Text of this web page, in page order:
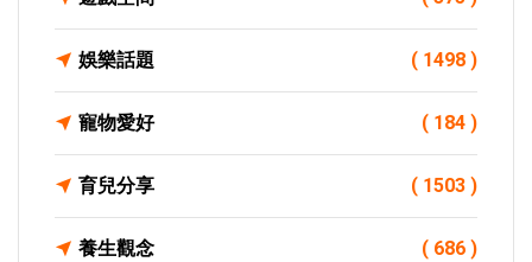
娛樂話題 ( 1498 )
寵物愛好 ( 184 )
育兒分享 ( 1503 )
養生觀念 ( 686 )